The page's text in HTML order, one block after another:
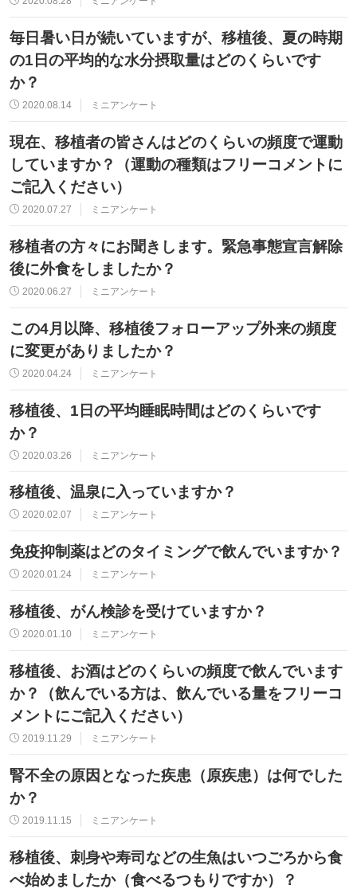
毎日暑い日が続いていますが、移植後、夏の時期
の1日の平均的な水分摂取量はどのくらいです
か？
2020.08.14 ミニアンケート
現在、移植者の皆さんはどのくらいの頻度で運動
していますか？（運動の種類はフリーコメントに
ご記入ください）
2020.07.27 ミニアンケート
移植者の方々にお聞きします。緊急事態宣言解除
後に外食をしましたか？
2020.06.27 ミニアンケート
この4月以降、移植後フォローアップ外来の頻度
に変更がありましたか？
2020.04.24 ミニアンケート
移植後、1日の平均睡眠時間はどのくらいです
か？
2020.03.26 ミニアンケート
移植後、温泉に入っていますか？
2020.02.07 ミニアンケート
免疫抑制薬はどのタイミングで飲んでいますか？
2020.01.24 ミニアンケート
移植後、がん検診を受けていますか？
2020.01.10 ミニアンケート
移植後、お酒はどのくらいの頻度で飲んでいます
か？（飲んでいる方は、飲んでいる量をフリーコ
メントにご記入ください）
2019.11.29 ミニアンケート
腎不全の原因となった疾患（原疾患）は何でした
か？
2019.11.15 ミニアンケート
移植後、刺身や寿司などの生魚はいつごろから食
べ始めましたか（食べるつもりですか）？